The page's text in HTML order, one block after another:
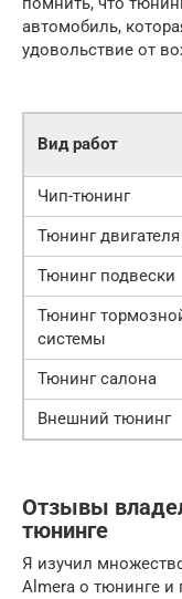
автомобиль,
удовольствие от
Вид работ
Чип-тюнинг
Тюнинг двигателя
Тюнинг подвески
Тюнинг
системы
Тюнинг салона
Внешний тюнинг
Отзывы
тюнинге
Я изучил
Almera о тюнинге